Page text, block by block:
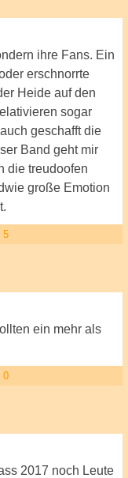
ihre Fans. Ein
erschnorrte
Heide auf den
sogar
geschafft die
Band geht mir
die treudoofen
große Emotion
5
ein mehr als
0
2017 noch Leute